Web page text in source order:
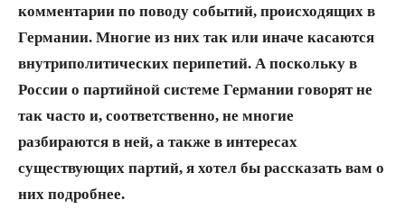
комментарии по поводу событий, происходящих в
Германии. Многие из них так или иначе касаются
внутриполитических перипетий. А поскольку в
России о партийной системе Германии говорят не
так часто и, соответственно, не многие
разбираются в ней, а также в интересах
существующих партий, я хотел бы рассказать вам о
них подробнее.